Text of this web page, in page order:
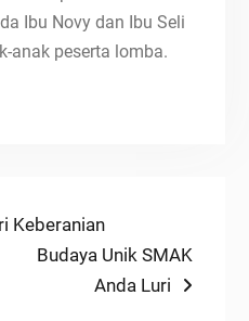
Ibu Novy dan Ibu Seli
anak peserta lomba.
Keberanian
Next
Budaya Unik SMAK
Anda Luri